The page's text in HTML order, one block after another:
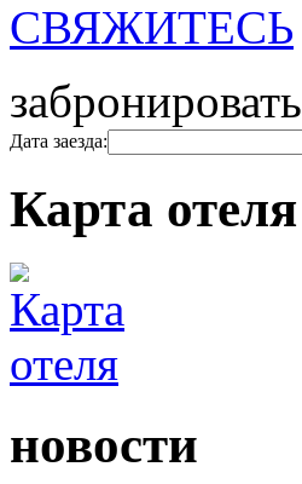
СВЯЖИТЕСЬ
забронировать
Дата заезда:
Карта отеля
новости